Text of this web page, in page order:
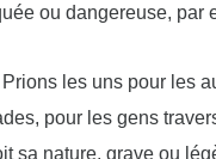
ou dangereuse, par
Prions les uns pour les
pour les gens
sa nature, grave ou